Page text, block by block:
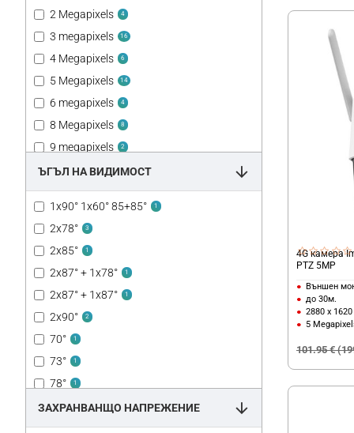
2 Megapixels 4
3 megapixels 16
4 Megapixels 6
5 Megapixels 14
6 megapixels 4
8 Megapixels 8
9 megapixels 2
10 megapixels 3
11 Megapixels 1
12 megapixels
ЪГЪЛ НА ВИДИМОСТ
1x90° 1х60° 85+85° 1
2x78° 3
2x85° 1
2x87° + 1x78° 1
2x87° + 1x87° 1
2x90° 2
70° 1
73° 1
78° 1
79° 1
80.4° 1
ЗАХРАНВАНЩО НАПРЕЖЕНИЕ
4G камера
PTZ 5MP
Външен
до 30м.
2880 x 1620
5
101.95 €